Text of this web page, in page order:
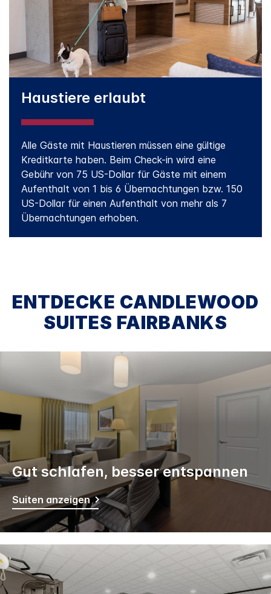
Haustiere erlaubt
Alle Gäste mit Haustieren müssen eine gültige
Kreditkarte haben. Beim Check-in wird eine
Gebühr von 75 US-Dollar für Gäste mit einem
Aufenthalt von 1 bis 6 Übernachtungen bzw. 150
US-Dollar für einen Aufenthalt von mehr als 7
Übernachtungen erhoben.
ENTDECKE CANDLEWOOD
SUITES FAIRBANKS
Gut schlafen, besser entspannen
Suiten anzeigen